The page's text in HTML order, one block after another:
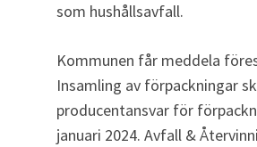
som hushållsavfall.
Kommunen får meddela
Insamling av förpackningar
producentansvar för
januari 2024. Avfall &